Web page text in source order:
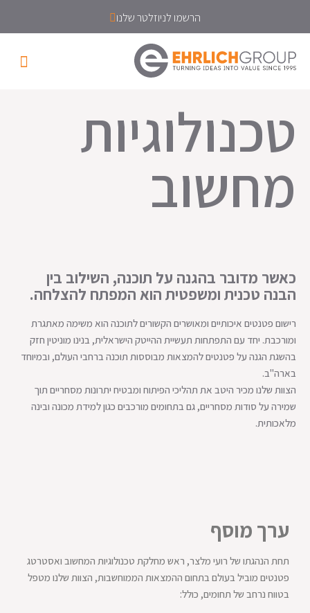
הרשמו לניוזלטר שלנו
טכנולוגיות
מחשוב
כאשר מדובר בהגנה על תוכנה, השילוב בין
הבנה טכנית ומשפטית הוא המפתח להצלחה.
רישום פטנטים איכותיים ומאושרים הקשורים לתוכנה הוא משימה מאתגרת
ומורכבת. יחד עם התפתחות תעשיית ההייטק הישראלית, בנינו מוניטין חזק
בהשגת הגנה על פטנטים להמצאות מבוססות תוכנה ברחבי העולם, ובמיוחד
בארה"ב.
הצוות שלנו מכיר היטב את תהליכי הפיתוח ומבטיח יתרונות מסחריים תוך
שמירה על סודות מסחריים, גם בתחומים מורכבים כגון למידת מכונה ובינה
מלאכותית.
ערך מוסף
תחת הנהגתו של רועי מלצר, ראש מחלקת טכנולוגיות המחשוב ואסטרטג
פטנטים מוביל בעולם בתחום ההמצאות הממוחשבות, הצוות שלנו מטפל
בטווח נרחב של תחומים, כולל: